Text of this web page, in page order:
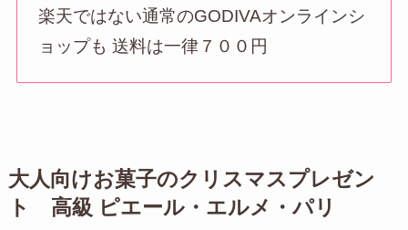
楽天ではない通常のGODIVAオンラインシ
ョップも 送料は一律７００円
大人向けお菓子のクリスマスプレゼン
ト 高級 ピエール・エルメ・パリ